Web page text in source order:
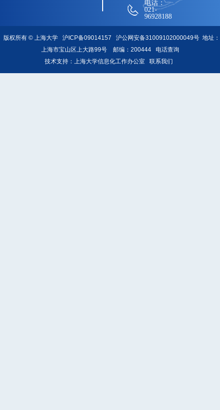
电话：
021-
96928188
版权所有 ©上海大学 沪ICP备09014157 沪公网安备31009102000049号地址：
上海市宝山区上大路99号 邮编：200444 电话查询
技术支持： 上海大学信息化工作办公室 联系我们